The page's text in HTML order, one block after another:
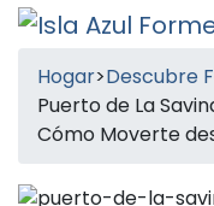
Hogar>Descubre
Puerto de La
Cómo Moverte